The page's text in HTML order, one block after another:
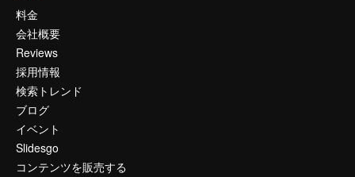
料金
会社概要
Reviews
採用情報
検索トレンド
ブログ
イベント
Slidesgo
コンテンツを販売する